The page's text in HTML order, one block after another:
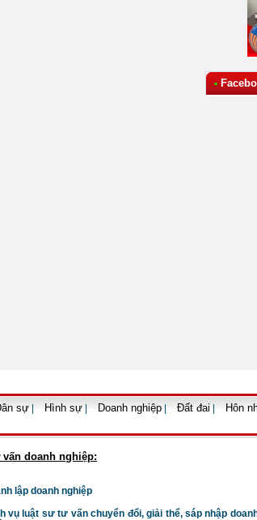
•
sự Hình sự Doanh nghiệp Đất đai Hôn
vấn doanh nghiệp:
lập doanh nghiệp
vụ luật sư tư vấn chuyển đổi, giải thể, sáp nhập